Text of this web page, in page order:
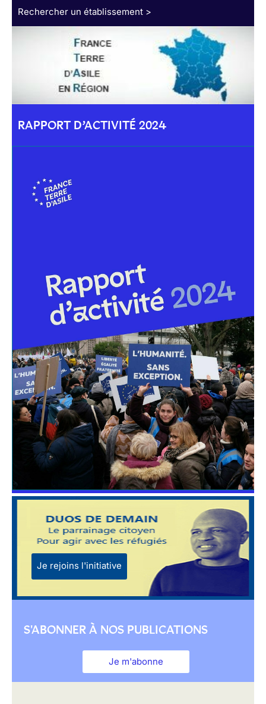
Rechercher un établissement >
RAPPORT D’ACTIVITÉ 2024
Je rejoins l'initiative
S'ABONNER À NOS PUBLICATIONS
Je m'abonne